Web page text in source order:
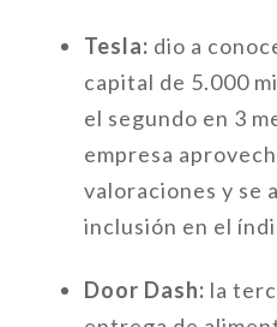
Tesla: dio a
capital de 5.000
el segundo en 3
empresa
valoraciones y se
inclusión en el
Door Dash: la